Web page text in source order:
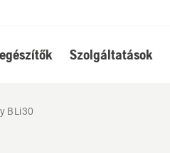
Szolgáltatások
BLi30